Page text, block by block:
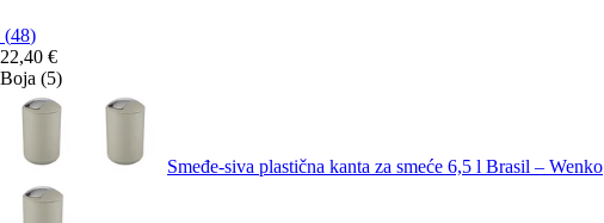
(48)
22,40 €
Boja (5)
Smeđe-siva plastična kanta za smeće 6,5 l Brasil – Wenko